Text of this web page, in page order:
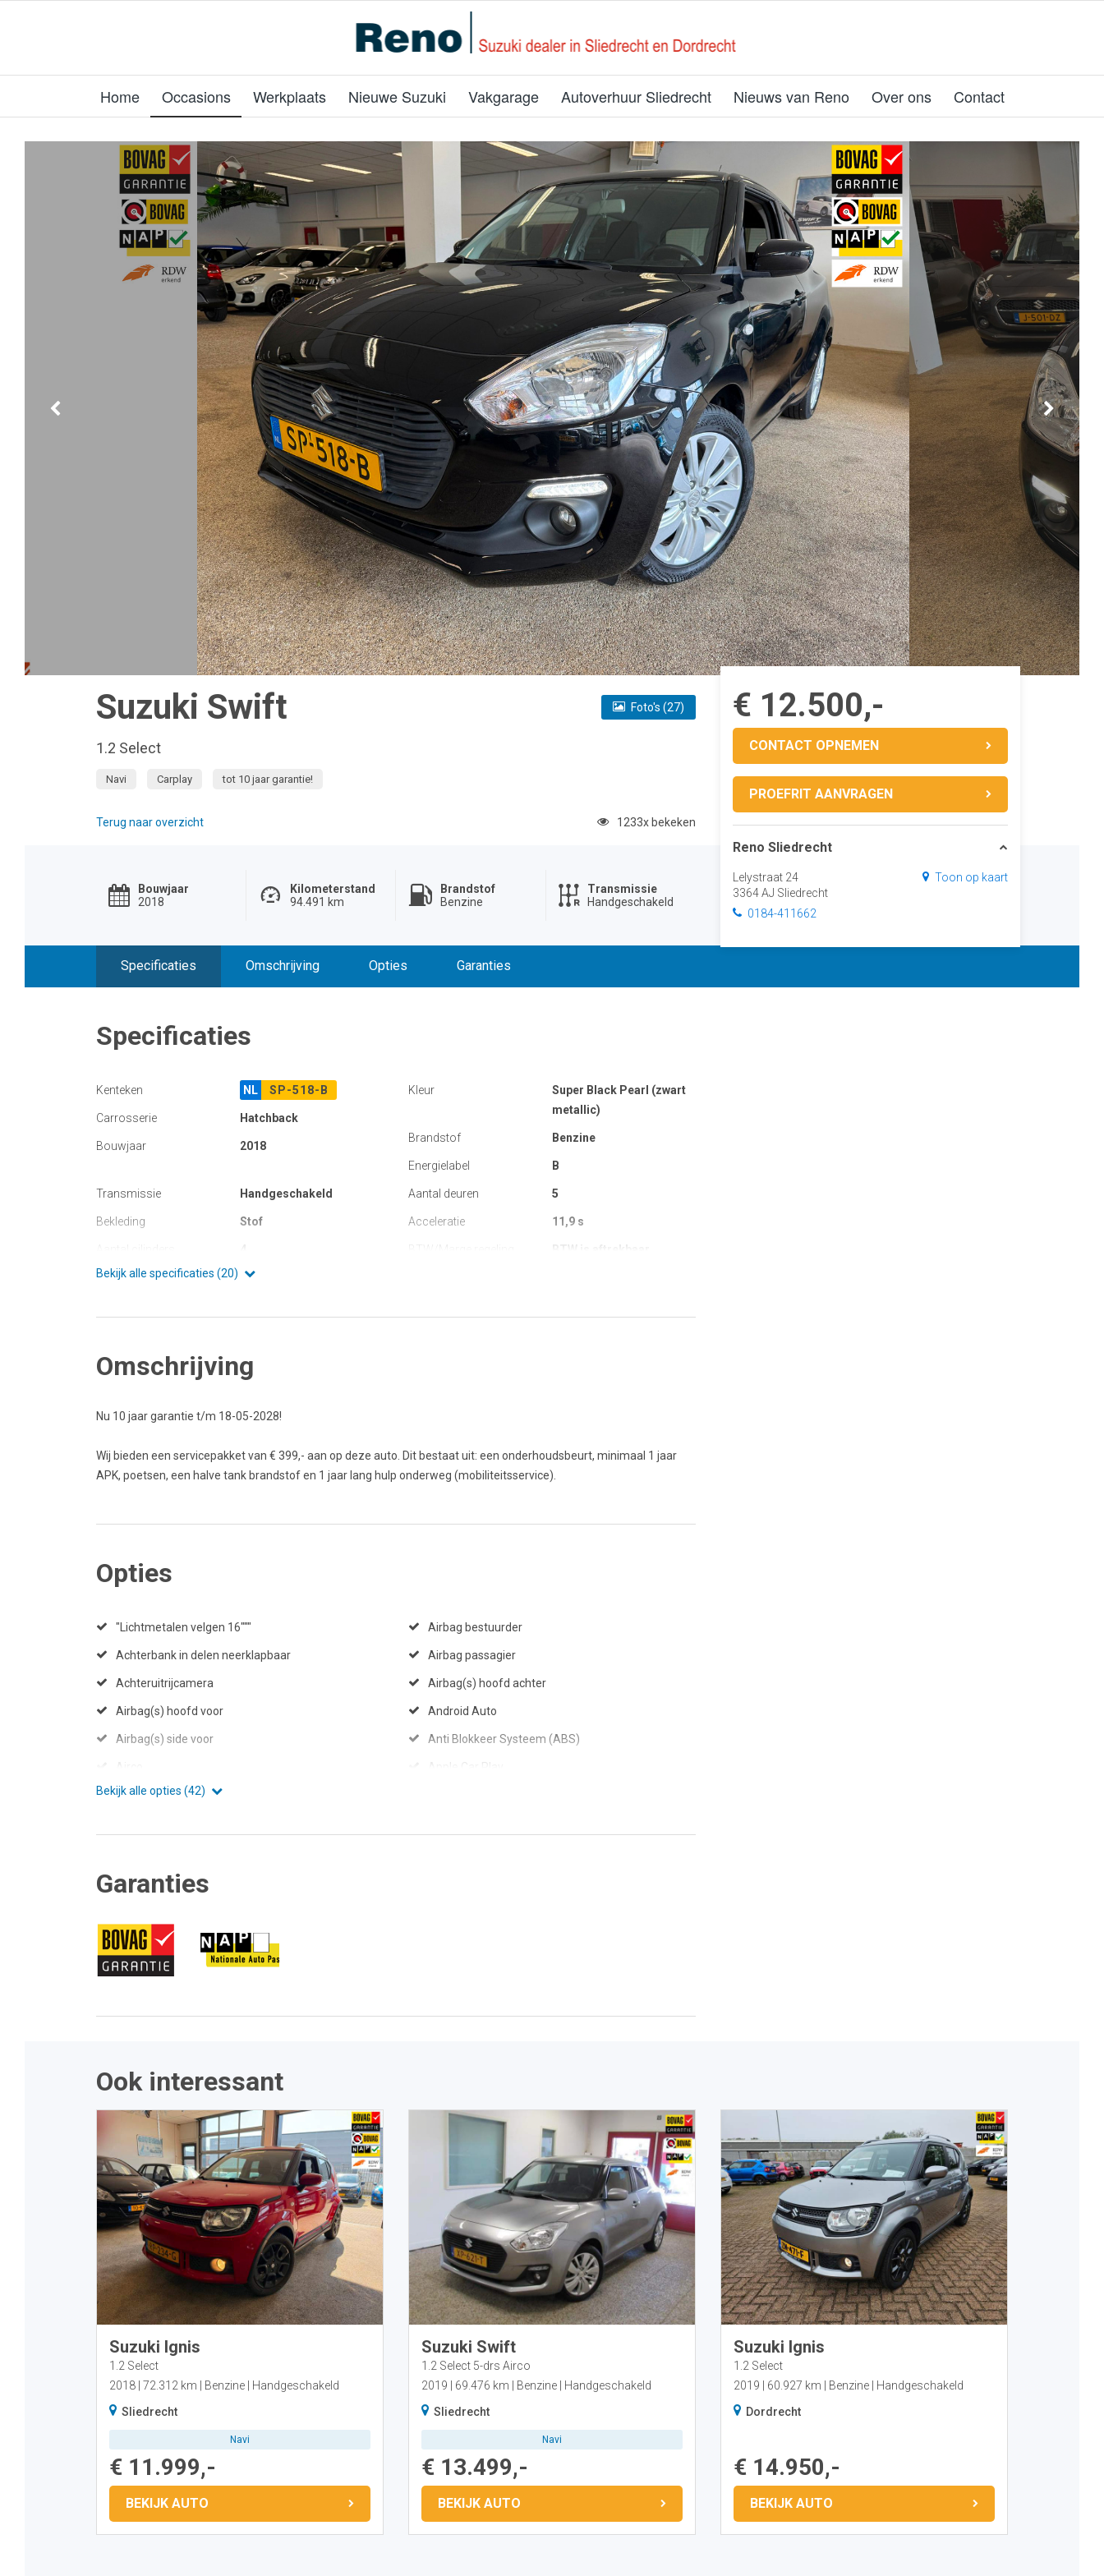
Home Occasions Werkplaats Nieuwe Suzuki Vakgarage Autoverhuur Sliedrecht Nieuws van Reno Over ons Contact
€ 12.500,-
CONTACT OPNEMEN
PROEFRIT AANVRAGEN
Reno Sliedrecht
Lelystraat 24
3364 AJ Sliedrecht
0184-411662
Toon op kaart
Suzuki Swift
1.2 Select
Navi Carplay tot 10 jaar garantie!
Foto's (27)
Terug naar overzicht 1233x bekeken
Bouwjaar
2018
Kilometerstand
94.491 km
Brandstof
Benzine
Transmissie
Handgeschakeld
Specificaties Omschrijving Opties Garanties
Specificaties
Kenteken NL SP-518-B
Carrosserie Hatchback
Bouwjaar 2018
Kleur
Super Black Pearl (zwart
metallic)
Brandstof Benzine
Energielabel B
Transmissie Handgeschakeld
Bekleding Stof
Aantal deuren 5
Acceleratie 11,9 s
Bekijk alle specificaties (20)
Omschrijving
Nu 10 jaar garantie t/m 18-05-2028!
Wij bieden een servicepakket van € 399,- aan op deze auto. Dit bestaat uit: een onderhoudsbeurt, minimaal 1 jaar
APK, poetsen, een halve tank brandstof en 1 jaar lang hulp onderweg (mobiliteitsservice).
Opties
"Lichtmetalen velgen 16"""
Achterbank in delen neerklapbaar
Achteruitrijcamera
Airbag bestuurder
Airbag passagier
Airbag(s) hoofd achter
Airbag(s) hoofd voor
Airbag(s) side voor
Android Auto
Anti Blokkeer Systeem (ABS)
Bekijk alle opties (42)
Garanties
Ook interessant
Suzuki Ignis
1.2 Select
2018 72.312 km Benzine
Handgeschakeld
Sliedrecht
Navi
€ 11.999,-
BEKIJK AUTO
Suzuki Swift
1.2 Select 5-drs Airco
2019
69.476 km Benzine
Handgeschakeld
Sliedrecht
Navi
€ 13.499,-
BEKIJK AUTO
Suzuki Ignis
1.2 Select
2019
60.927 km Benzine
Handgeschakeld
Dordrecht
€ 14.950,-
BEKIJK AUTO